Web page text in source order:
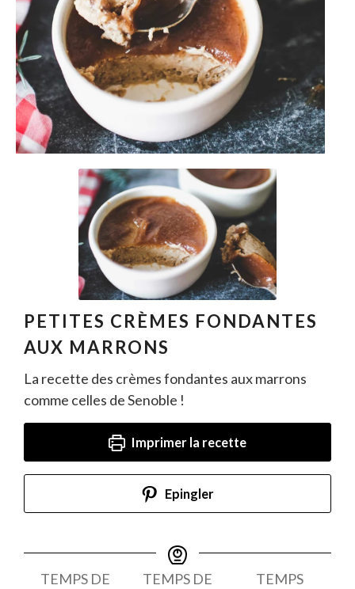
PETITES CRÈMES FONDANTES
AUX MARRONS
La recette des crèmes fondantes aux marrons
comme celles de Senoble !
Imprimer la recette
Epingler
TEMPS DE
TEMPS DE
TEMPS